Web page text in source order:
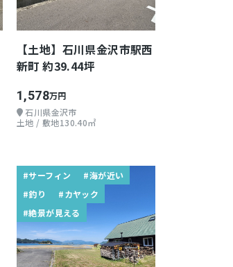
【土地】石川県金沢市駅西
新町 約39.44坪
1,578万円
石川県金沢市
土地 / 敷地130.40㎡
#サーフィン
#海が近い
#釣り
#カヤック
#絶景が見える